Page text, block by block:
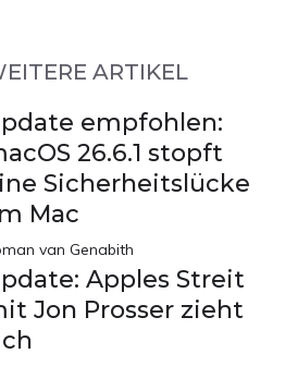
ARTIKEL
empfohlen:
26.6.1 stopft
Sicherheitslücke
Mac
van Genabith
Apples Streit
Jon Prosser zieht